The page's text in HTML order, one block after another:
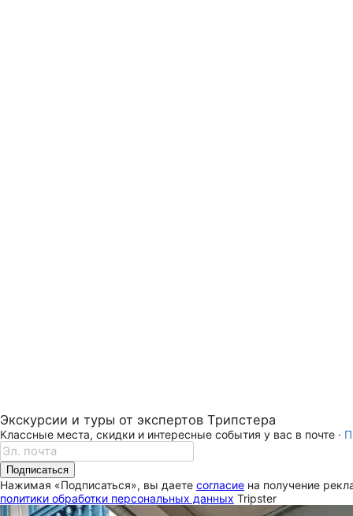
Экскурсии и туры от экспертов Трипстера
Классные места, скидки и интересные события у вас в почте ·
Подписаться
Нажимая «Подписаться», вы даете согласие на получение
политики обработки персональных данных Tripster